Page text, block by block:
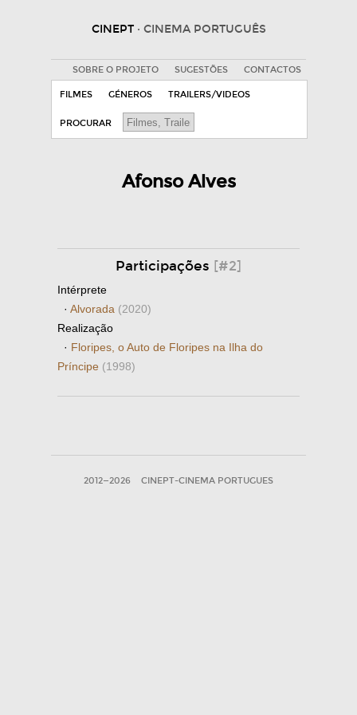
CINEPT · CINEMA PORTUGUÊS
SOBRE O PROJETO SUGESTÕES CONTACTOS
FILMES GÉNEROS TRAILERS/VIDEOS
PROCURAR
Afonso Alves
Participações [#2]
Intérprete
· Alvorada (2020)
Realização
· Floripes, o Auto de Floripes na Ilha do
Príncipe (1998)
2012—2026 CINEPT-CINEMA PORTUGUES